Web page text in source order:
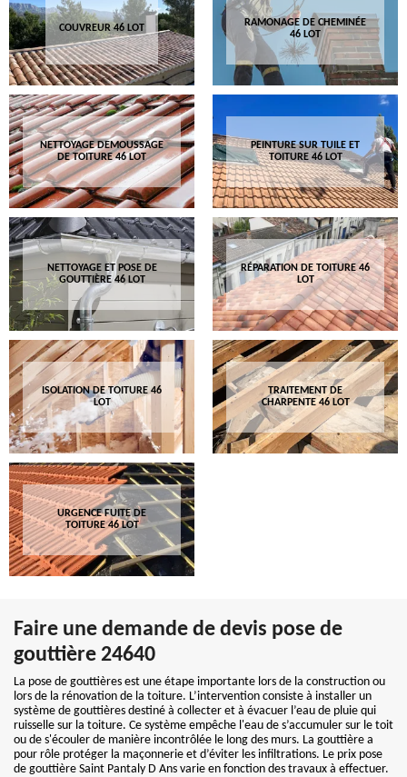
COUVREUR 46 LOT
RAMONAGE DE CHEMINÉE
46 LOT
NETTOYAGE DEMOUSSAGE
DE TOITURE 46 LOT
PEINTURE SUR TUILE ET
TOITURE 46 LOT
NETTOYAGE ET POSE DE
GOUTTIÈRE 46 LOT
RÉPARATION DE TOITURE 46
LOT
ISOLATION DE TOITURE 46
LOT
TRAITEMENT DE
CHARPENTE 46 LOT
URGENCE FUITE DE
TOITURE 46 LOT
Faire une demande de devis pose de
gouttière 24640
La pose de gouttières est une étape importante lors de la construction ou
lors de la rénovation de la toiture. L’intervention consiste à installer un
système de gouttières destiné à collecter et à évacuer l’eau de pluie qui
ruisselle sur la toiture. Ce système empêche l'eau de s’accumuler sur le toit
ou de s'écouler de manière incontrôlée le long des murs. La gouttière a
pour rôle protéger la maçonnerie et d’éviter les infiltrations. Le prix pose
de gouttière Saint Pantaly D Ans varie en fonction des travaux à effectuer.